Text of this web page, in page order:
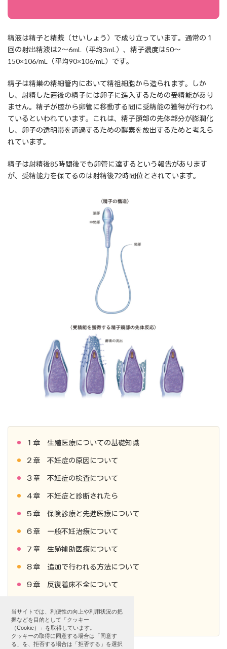
当サイトでは、利便性の向上や利用状況の把
握などを目的として「クッキー
（Cookie）」を取得しています。
クッキーの取得に同意する場合は「同意す
る」を、拒否する場合は「拒否する」を選択
精液は精子と精漿（せいしょう）で成り立っています。通常の１
回の射出精液は2〜6mL（平均3mL）、精子濃度は50〜
150×106/mL（平均90×106/mL）です。
精子は精巣の精細管内において精祖細胞から造られます。しか
し、射精した直後の精子には卵子に進入するための受精能があり
ません。精子が腟から卵管に移動する間に受精能の獲得が行われ
ているといわれています。これは、精子頭部の先体部分が膨潤化
し、卵子の透明帯を通過するための酵素を放出するためと考えら
れています。
精子は射精後85時間後でも卵管に達するという報告があります
が、受精能力を保てるのは射精後72時間位とされています。
１章 生殖医療についての基礎知識
２章 不妊症の原因について
３章 不妊症の検査について
４章 不妊症と診断されたら
５章 保険診療と先進医療について
６章 一般不妊治療について
７章 生殖補助医療について
８章 追加で行われる方法について
９章 反復着床不全について
11章不育症について